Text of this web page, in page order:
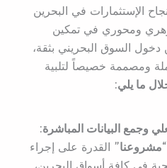
الإستثمارات في البحرين
ومحوري في تمكين
السوق البحريني بثقة،
ومصممة خصيصاً لتلبية
ما يلي:
وجمع البيانات المباشرة:
“مشروعنا” القدرة على إجراء